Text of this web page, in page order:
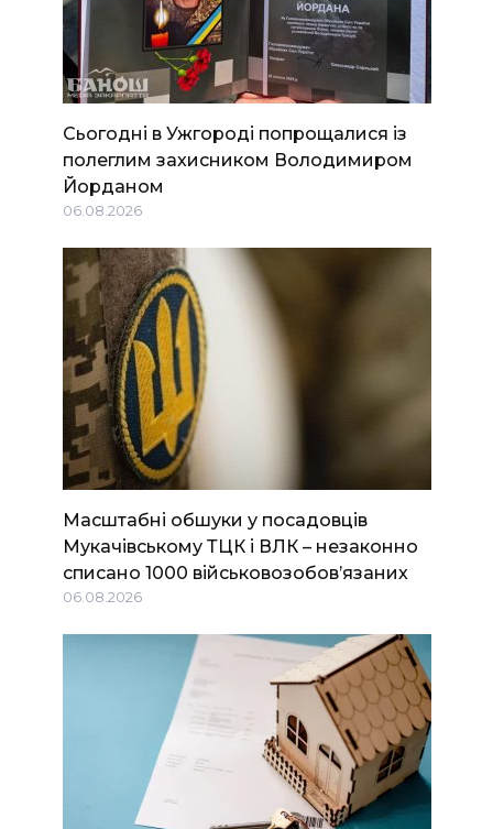
Сьогодні в Ужгороді попрощалися із
полеглим захисником Володимиром
Йорданом
06.08.2026
Масштабні обшуки у посадовців
Мукачівському ТЦК і ВЛК – незаконно
списано 1000 військовозобов’язаних
06.08.2026